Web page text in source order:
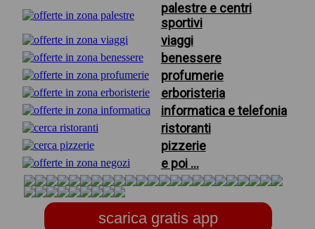
palestre e centri
sportivi
viaggi
benessere
profumerie
erboristeria
informatica e telefonia
ristoranti
pizzerie
e poi ...
scarica gratis app